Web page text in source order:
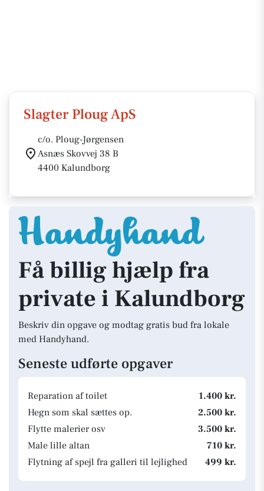
Slagter Ploug ApS
c/o. Ploug-Jørgensen
Asnæs Skovvej 38 B
4400 Kalundborg
Få billig hjælp fra
private i Kalundborg
Beskriv din opgave og modtag gratis bud fra lokale
med Handyhand.
Seneste udførte opgaver
Reparation af toilet
1.400 kr.
Hegn som skal sættes op.
2.500 kr.
Flytte malerier osv
3.500 kr.
Male lille altan
710 kr.
Flytning af spejl fra galleri til lejlighed
499 kr.